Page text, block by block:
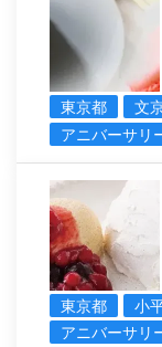
東京都 文
アニバーサリ
東京都
小
アニバーサリ